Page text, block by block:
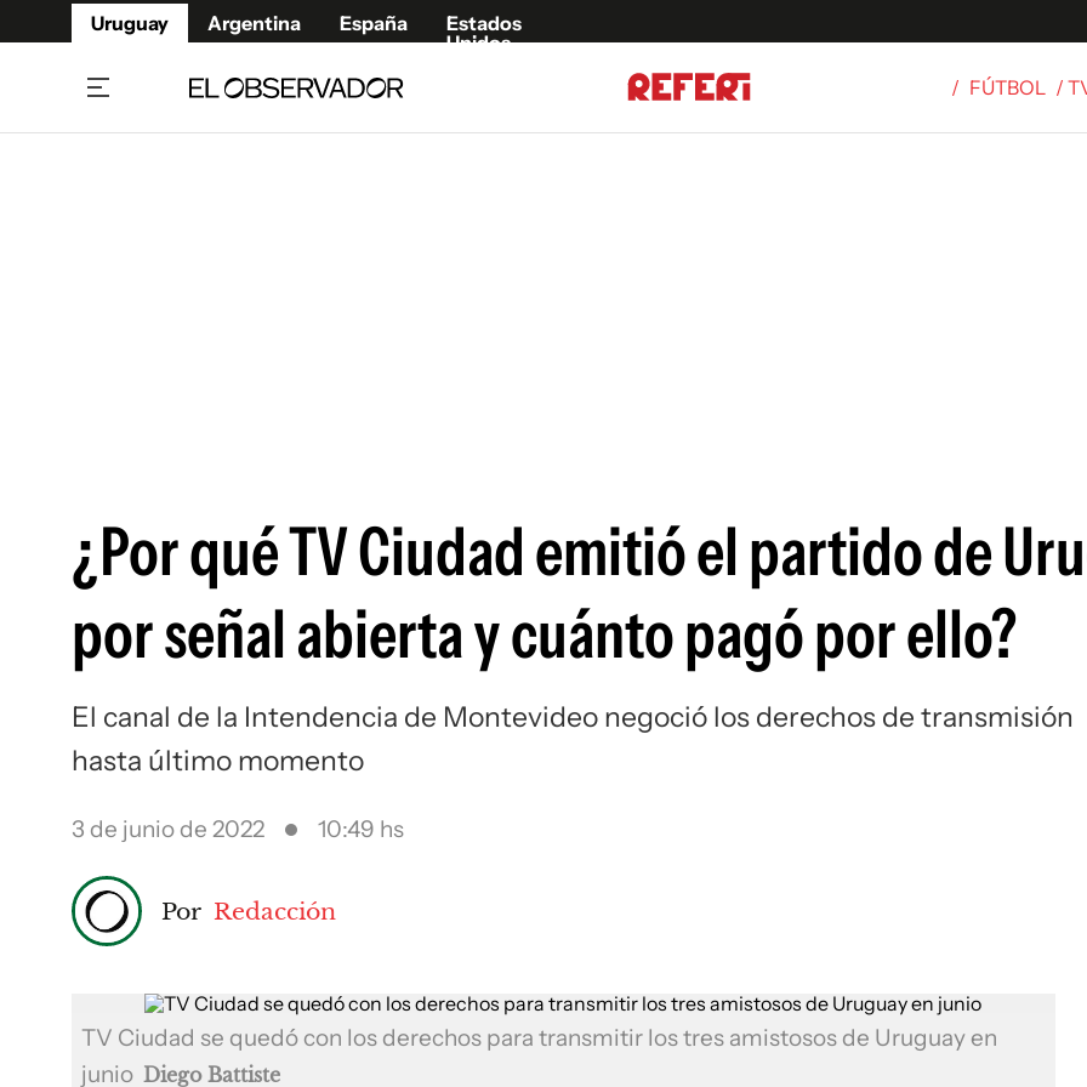
Uruguay Argentina España
Estados
Unidos
/ FÚTBOL /
¿Por qué TV Ciudad emitió el partido de
por señal abierta y cuánto pagó por ello?
El canal de la Intendencia de Montevideo negoció los derechos de transmisión
hasta último momento
3 de junio de 2022 10:49 hs
Por Redacción
TV Ciudad se quedó con los derechos para transmitir los tres amistosos de Uruguay en
junio Diego Battiste